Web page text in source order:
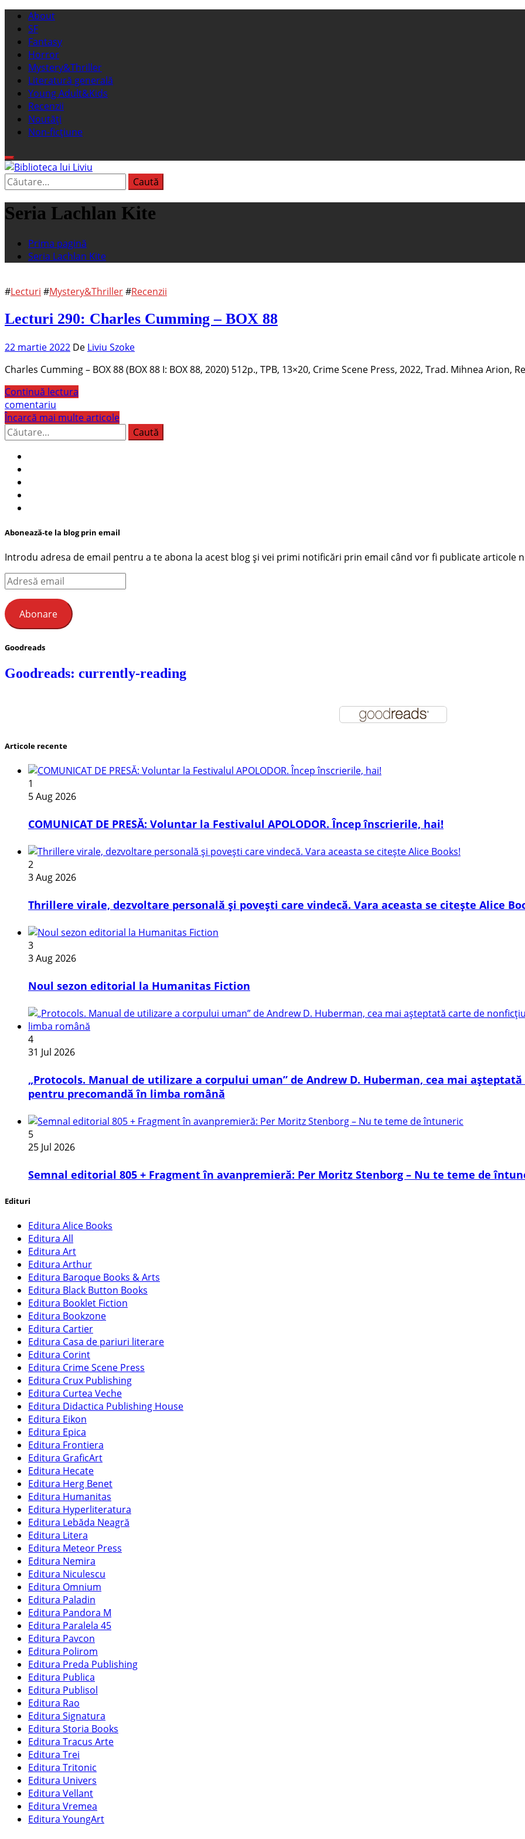
Sari
conținut
Meniu
principal
About
SF
Fantasy
Horror
Mystery&Thriller
Literatură generală
Young Adult&Kids
Recenzii
Noutăți
Non-ficțiune
Biblioteca lui Liviu
Fostul blog FanSF
Caută
după:
Seria Lachlan Kite
Prima pagină
Seria Lachlan Kite
#Lecturi #Mystery&Thriller#Recenzii
Lecturi 290: Charles Cumming – BOX 88
22 martie 2022 De Liviu Szoke
Charles Cumming – BOX 88 (BOX 88 I: BOX 88, 2020) 512p., TPB, 13×20, Crime Scene Press, 2022, Trad. Mihnea Arion,
Continuă lectura
comentariu
Încarcă mai multe articole
Caută
după:
Abonează-te la blog prin email
Introdu adresa de email pentru a te abona la acest blog și vei primi notificări prin email când vor fi publicate articole
Adresă
email
Abonare
Goodreads
Goodreads: currently-reading
Articole recente
1
5 Aug 2026
COMUNICAT DE PRESĂ: Voluntar la Festivalul APOLODOR. Încep înscrierile, hai!
2
3 Aug 2026
Thrillere virale, dezvoltare personală și povești care vindecă. Vara aceasta se citește Alice
3
3 Aug 2026
​Noul sezon editorial la Humanitas Fiction
4
31 Jul 2026
„Protocols. Manual de utilizare a corpului uman” de Andrew D. Huberman, cea mai
pentru precomandă în limba română
5
25 Jul 2026
Semnal editorial 805 + Fragment în avanpremieră: Per Moritz Stenborg – Nu te teme de
Edituri
Editura Alice Books
Editura All
Editura Art
Editura Arthur
Editura Baroque Books & Arts
Editura Black Button Books
Editura Booklet Fiction
Editura Bookzone
Editura Cartier
Editura Casa de pariuri literare
Editura Corint
Editura Crime Scene Press
Editura Crux Publishing
Editura Curtea Veche
Editura Didactica Publishing House
Editura Eikon
Editura Epica
Editura Frontiera
Editura GraficArt
Editura Hecate
Editura Herg Benet
Editura Humanitas
Editura Hyperliteratura
Editura Lebăda Neagră
Editura Litera
Editura Meteor Press
Editura Nemira
Editura Niculescu
Editura Omnium
Editura Paladin
Editura Pandora M
Editura Paralela 45
Editura Pavcon
Editura Polirom
Editura Preda Publishing
Editura Publica
Editura Publisol
Editura Rao
Editura Signatura
Editura Storia Books
Editura Tracus Arte
Editura Trei
Editura Tritonic
Editura Univers
Editura Vellant
Editura Vremea
Editura YoungArt